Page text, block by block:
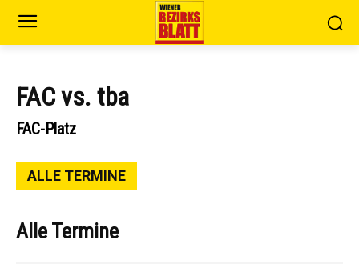
FAC vs. tba
FAC-Platz
ALLE TERMINE
Alle Termine